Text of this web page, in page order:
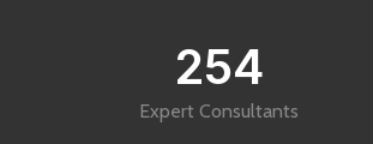
254
Expert Consultants